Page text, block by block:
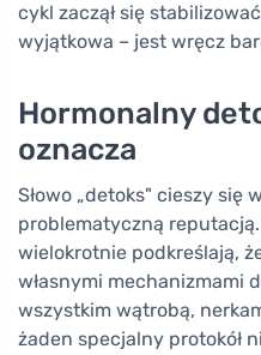
cykl zaczął się
wyjątkowa – jest wręcz
Hormonalny
oznacza
Słowo „detoks" cieszy się
problematyczną
wielokrotnie podkreślają,
własnymi mechanizmami
wszystkim wątrobą,
żaden specjalny protokół